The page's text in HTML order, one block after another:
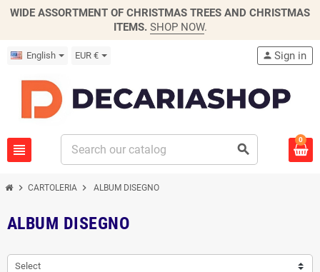
WIDE ASSORTMENT OF CHRISTMAS TREES AND CHRISTMAS
ITEMS. SHOP NOW.
English EUR €
view_headline search
person Sign in
0
chevron_right CARTOLERIA chevron_right ALBUM DISEGNO
ALBUM DISEGNO
Select